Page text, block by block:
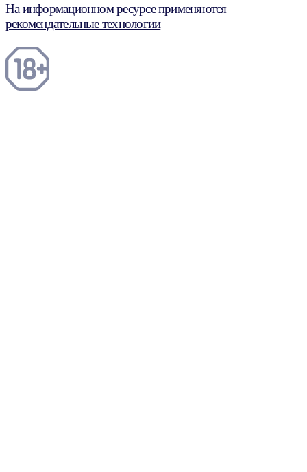
На информационном ресурсе применяются
рекомендательные технологии